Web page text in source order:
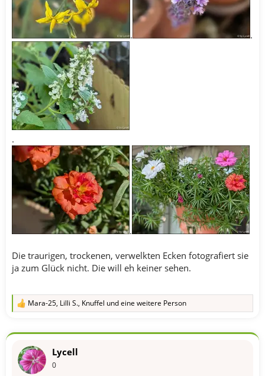
. .
.
.
Die traurigen, trockenen, verwelkten Ecken fotografiert sie
ja zum Glück nicht. Die will eh keiner sehen.
R
k
o
Mara-25, Lilli S., Knuffel und eine weitere Person
Lycell
0